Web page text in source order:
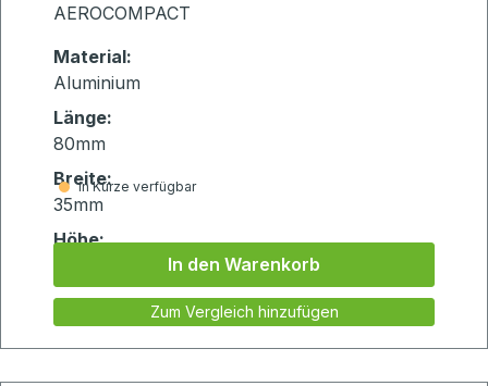
AEROCOMPACT
Material:
Aluminium
Länge:
80mm
Breite:
35mm
Höhe:
in Kürze verfügbar
In den Warenkorb
Zum Vergleich hinzufügen